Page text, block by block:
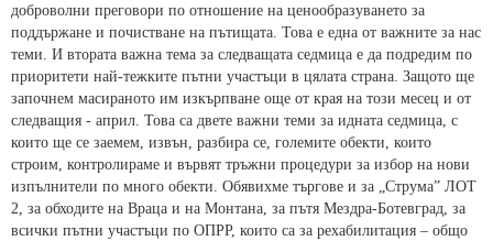
доброволни преговори по отношение на ценообразуването за
поддържане и почистване на пътищата. Това е една от важните за нас
теми. И втората важна тема за следващата седмица е да подредим по
приоритети най-тежките пътни участъци в цялата страна. Защото ще
започнем масираното им изкърпване още от края на този месец и от
следващия - април. Това са двете важни теми за идната седмица, с
които ще се заемем, извън, разбира се, големите обекти, които
строим, контролираме и вървят тръжни процедури за избор на нови
изпълнители по много обекти. Обявихме търгове и за „Струма” ЛОТ
2, за обходите на Враца и на Монтана, за пътя Мездра-Ботевград, за
всички пътни участъци по ОПРР, които са за рехабилитация – общо